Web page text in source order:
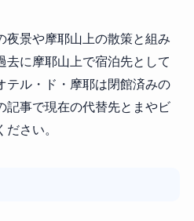
夜景や摩耶山上の散策と組み
に摩耶山上で宿泊先として
テル・ド・摩耶は閉館済みの
記事で現在の代替先とまやビ
さい。